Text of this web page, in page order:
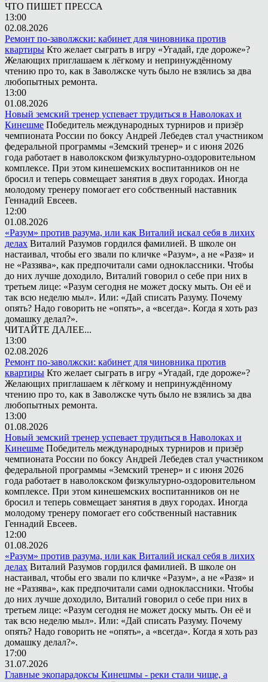
ЧТО ПИШЕТ ПРЕССА
13:00
02.08.2026
Ремонт по-заволжски: кабинет для чиновника против
квартиры Кто желает сыграть в игру «Угадай, где дороже»?
Желающих приглашаем к лёгкому и непринуждённому
чтению про то, как в Заволжске чуть было не взялись за два
любопытных ремонта.
13:00
01.08.2026
Новый земский тренер успевает трудиться в Наволоках и
Кинешме Победитель международных турниров и призёр
чемпионата России по боксу Андрей Лебедев стал участником
федеральной программы «Земский тренер» и с июня 2026
года работает в наволокском физкультурно-оздоровительном
комплексе. При этом кинешемских воспитанников он не
бросил и теперь совмещает занятия в двух городах. Иногда
молодому тренеру помогает его собственный наставник
Геннадий Евсеев.
12:00
01.08.2026
«Разум» против разума, или как Виталий искал себя в лихих
делах Виталий Разумов гордился фамилией. В школе он
настаивал, чтобы его звали по кличке «Разум», а не «Разя» и
не «Раззява», как предпочитали сами одноклассники. Чтобы
до них лучше доходило, Виталий говорил о себе при них в
третьем лице: «Разум сегодня не может доску мыть. Он её и
так всю неделю мыл». Или: «Дай списать Разуму. Почему
опять? Надо говорить не «опять», а «всегда». Когда я хоть раз
домашку делал?».
ЧИТАЙТЕ ДАЛЕЕ...
13:00
02.08.2026
Ремонт по-заволжски: кабинет для чиновника против
квартиры Кто желает сыграть в игру «Угадай, где дороже»?
Желающих приглашаем к лёгкому и непринуждённому
чтению про то, как в Заволжске чуть было не взялись за два
любопытных ремонта.
13:00
01.08.2026
Новый земский тренер успевает трудиться в Наволоках и
Кинешме Победитель международных турниров и призёр
чемпионата России по боксу Андрей Лебедев стал участником
федеральной программы «Земский тренер» и с июня 2026
года работает в наволокском физкультурно-оздоровительном
комплексе. При этом кинешемских воспитанников он не
бросил и теперь совмещает занятия в двух городах. Иногда
молодому тренеру помогает его собственный наставник
Геннадий Евсеев.
12:00
01.08.2026
«Разум» против разума, или как Виталий искал себя в лихих
делах Виталий Разумов гордился фамилией. В школе он
настаивал, чтобы его звали по кличке «Разум», а не «Разя» и
не «Раззява», как предпочитали сами одноклассники. Чтобы
до них лучше доходило, Виталий говорил о себе при них в
третьем лице: «Разум сегодня не может доску мыть. Он её и
так всю неделю мыл». Или: «Дай списать Разуму. Почему
опять? Надо говорить не «опять», а «всегда». Когда я хоть раз
домашку делал?».
17:00
31.07.2026
Главные экопарадоксы Кинешмы - реки стали чище, а